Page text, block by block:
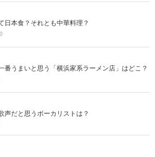
日本食？それとも中華料理？
番うまいと思う「横浜家系ラーメン店」はどこ？
声だと思うボーカリストは？